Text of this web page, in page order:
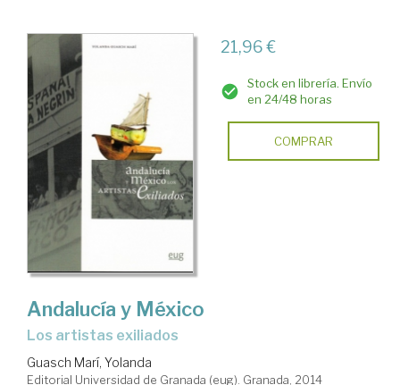
21,96 €
Stock en librería. Envío
en 24/48 horas
COMPRAR
Andalucía y México
los artistas exiliados
Guasch Marí, Yolanda
Editorial Universidad de Granada (eug). Granada, 2014